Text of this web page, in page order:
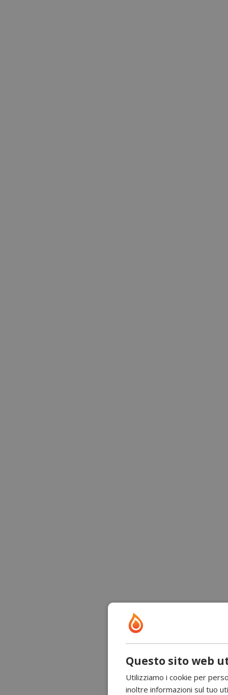
Questo sito web
Utilizziamo i cookie per
inoltre informazioni sul tuo